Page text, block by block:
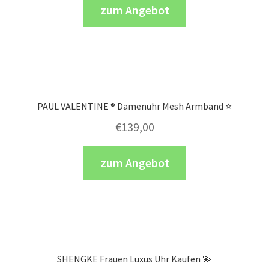
zum Angebot
PAUL VALENTINE ® Damenuhr Mesh Armband ⭐️
€139,00
zum Angebot
SHENGKE Frauen Luxus Uhr Kaufen 💫